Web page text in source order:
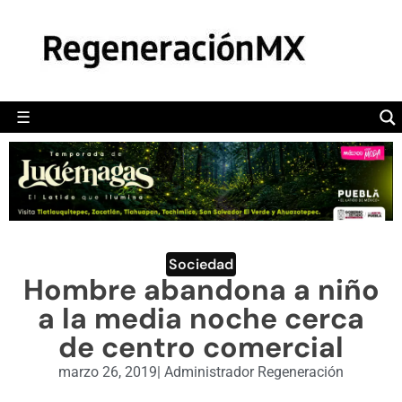
☰
POLÍTICA
CAMALEÓN
OPINIÓN
DEPORTES
ENGLISH SECTION
VIDEOS
Sociedad
Hombre abandona a niño
a la media noche cerca
de centro comercial
marzo 26, 2019| Administrador Regeneración